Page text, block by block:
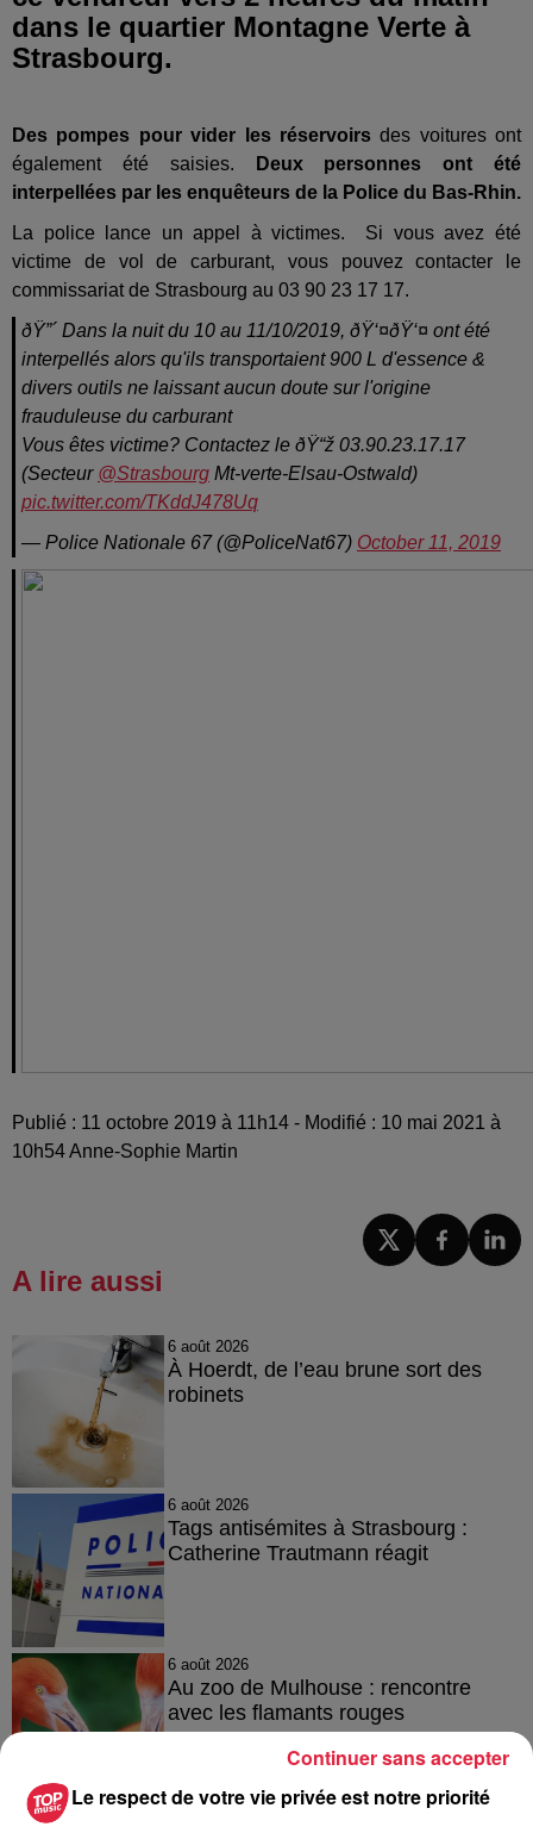
dans le quartier Montagne Verte à
Strasbourg.
Des pompes pour vider les réservoirsdes voitures ont
également été saisies.
Deux personnes ont été
interpellées par les enquêteurs de la Police du Bas-Rhin.
La police lance un appel à victimes. Si vous avez été
victime de vol de carburant, vous pouvez contacter le
commissariat de Strasbourg au 03 90 23 17 17.
ðŸ”´ Dans la nuit du 10 au 11/10/2019, ðŸ‘¤ðŸ‘¤ ont été
interpellés alors qu'ils transportaient 900 L d'essence &
divers outils ne laissant aucun doute sur l'origine
frauduleuse du carburant
Vous êtes victime? Contactez le ðŸ“ž 03.90.23.17.17
(Secteur @Strasbourg Mt-verte-Elsau-Ostwald)
pic.twitter.com/TKddJ478Uq
— Police Nationale 67 (@PoliceNat67) October 11, 2019
Publié : 11 octobre 2019 à 11h14 - Modifié : 10 mai 2021 à
10h54 Anne-Sophie Martin
A lire aussi
6 août 2026
À Hoerdt, de l’eau brune sort des
robinets
6 août 2026
Tags antisémites à Strasbourg :
Catherine Trautmann réagit
6 août 2026
Au zoo de Mulhouse : rencontre
avec les flamants rouges
Le respect de votre vie privée est notre priorité
Continuer sans accepter